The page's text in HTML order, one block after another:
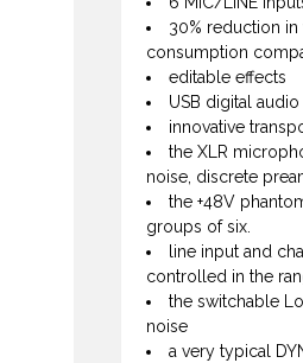
30% reduction
consumption
editable effects
USB digital audio
innovative
the XLR
noise, discrete
the +48V
groups of six.
line input and
controlled in the
the switchable
noise
a very typical